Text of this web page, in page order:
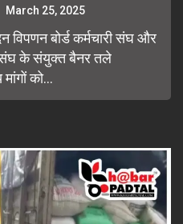
March 25, 2025
विपणन बोर्ड कर्मचारी संघ और
संघ के संयुक्त बैनर तले
को...